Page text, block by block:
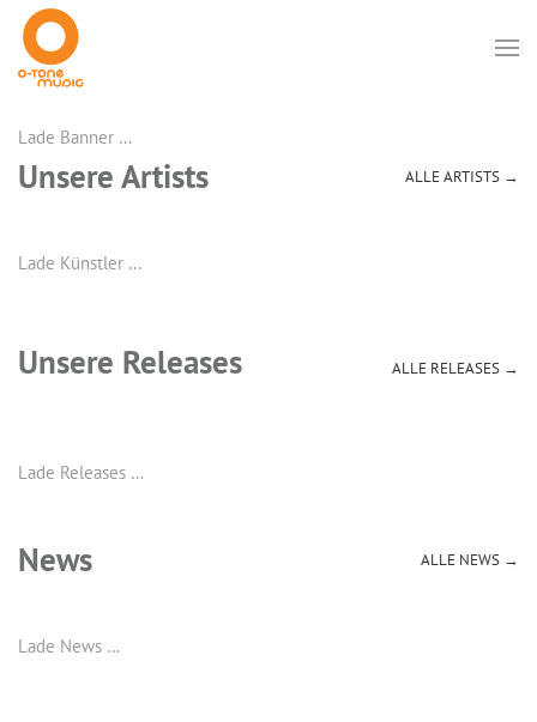
Lade Banner …
Unsere Artists ALLE ARTISTS →
Lade Künstler …
Unsere Releases ALLE RELEASES →
Lade Releases …
News ALLE NEWS →
Lade News …